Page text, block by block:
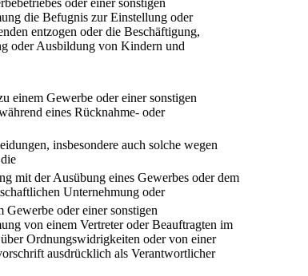
oder einer sonstigen
die Befugnis zur Einstellung oder
entzogen oder die Beschäftigung,
oder Ausbildung von Kindern und
einem Gewerbe oder einer sonstigen
eines Rücknahme- oder
insbesondere auch solche wegen
mit der Ausübung eines Gewerbes oder dem
Unternehmung oder
oder einer sonstigen
von einem Vertreter oder Beauftragten im
über Ordnungswidrigkeiten oder von einer
ausdrücklich als Verantwortlicher